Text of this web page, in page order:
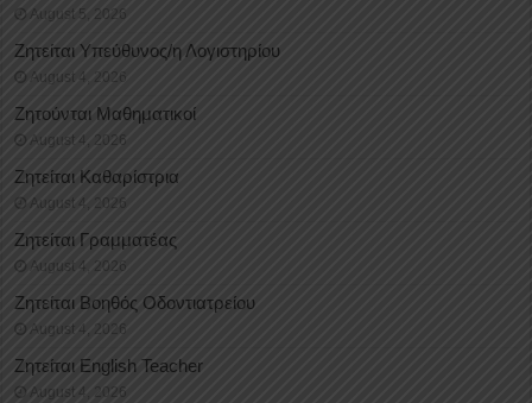
August 5, 2026
Ζητείται Υπεύθυνος/η Λογιστηρίου
August 4, 2026
Ζητούνται Μαθηματικοί
August 4, 2026
Ζητείται Καθαρίστρια
August 4, 2026
Ζητείται Γραμματέας
August 4, 2026
Ζητείται Βοηθός Οδοντιατρείου
August 4, 2026
Ζητείται English Teacher
August 4, 2026